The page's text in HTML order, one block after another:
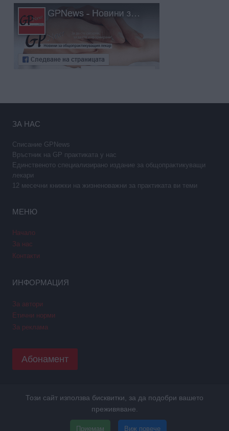
ЗА НАС
Списание GPNews
Връстник на GP практиката у нас
Единственото специализирано издание за общопрактикуващи
лекари
12 месечни книжки на жизненоважни за практиката ви теми
МЕНЮ
Начало
За нас
Контакти
ИНФОРМАЦИЯ
За автори
Етични норми
За реклама
Абонамент
Copyright © 2026 GPNews. Всички права запазени.
Уеб дизайн и SEO от Трибест
Този сайт използва бисквитки, за да подобри вашето
преживяване.
Приемам Виж повече